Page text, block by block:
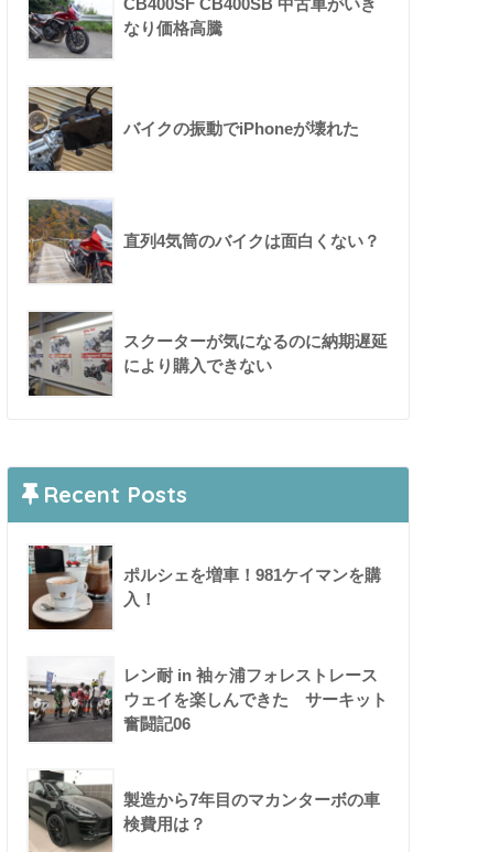
なり価格高騰
バイクの振動でiPhoneが壊れた
直列4気筒のバイクは面白くない？
スクーターが気になるのに納期遅延
により購入できない
Recent Posts
ポルシェを増車！981ケイマンを購
入！
レン耐 in 袖ヶ浦フォレストレース
ウェイを楽しんできた サーキット
奮闘記06
製造から7年目のマカンターボの車
検費用は？